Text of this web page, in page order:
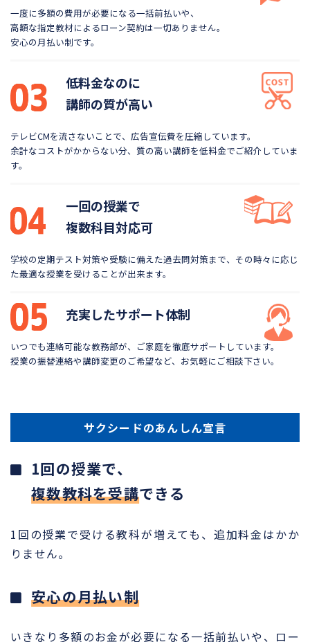
一度に多額の費用が必要になる一括前払いや、
高額な指定教材によるローン契約は一切ありません。
安心の月払い制です。
低料金なのに
講師の質が高い
テレビCMを流さないことで、広告宣伝費を圧縮しています。
余計なコストがかからない分、質の高い講師を低料金でご紹介していま
す。
一回の授業で
複数科目対応可
学校の定期テスト対策や受験に備えた過去問対策まで、 その時々に応じ
た最適な授業を受けることが出来ます。
充実したサポート体制
いつでも連絡可能な教務部が、ご家庭を徹底サポートしています。
授業の振替連絡や講師変更のご希望など、お気軽にご相談下さい。
サクシードのあんしん宣言
1回の授業で、
複数教科を受講できる
1回の授業で受ける教科が増えても、追加料金はかか
りません。
安心の月払い制
いきなり多額のお金が必要になる一括前払いや、ロー